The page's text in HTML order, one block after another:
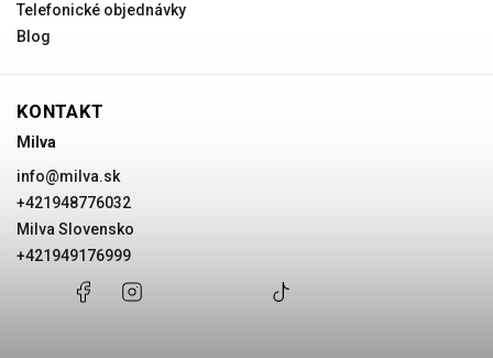
Telefonické objednávky
Blog
KONTAKT
Milva
info@milva.sk
+421948776032
Milva Slovensko
+421949176999
+421948776032
Facebook
Slovensko
+421949176999